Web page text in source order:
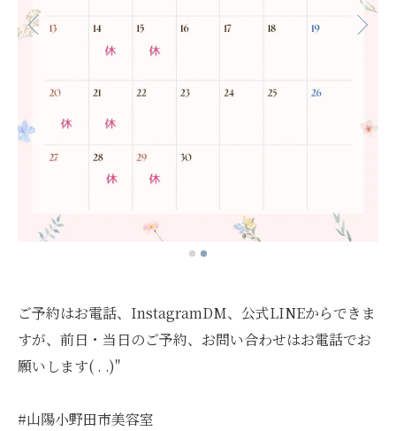
ご予約はお電話、InstagramDM、公式LINEからできま
すが、前日・当日のご予約、お問い合わせはお電話でお
願いします( . .)"
#山陽小野田市美容室